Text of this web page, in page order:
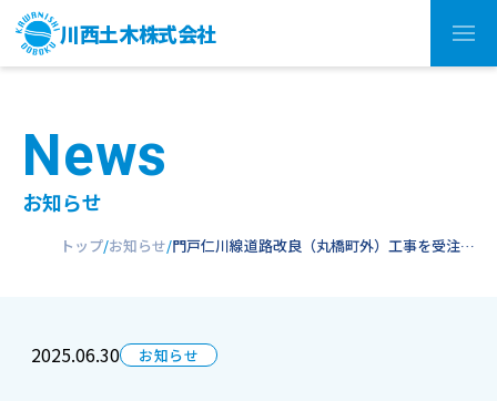
川西土木株式会社
News
お知らせ
トップ お知らせ 門戸仁川線道路改良（丸橋町外）工事を受注…
2025.06.30 お知らせ